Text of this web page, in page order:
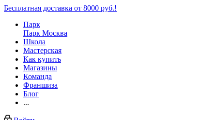
Бесплатная доставка от 8000 руб.!
Парк
Парк Москва
Школа
Мастерская
Как купить
Магазины
Команда
Франшиза
Блог
...